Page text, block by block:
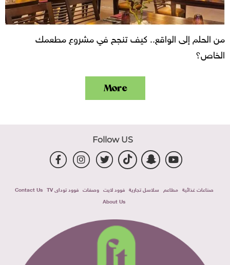
من الحلم إلى الواقع.. كيف تنجح في مشروع مطعمك
الخاص؟
More
Follow US
صناعات غذائية مطاعم سلاسل تجارية فوود لايت وصفات فوود توداى TV
Contact Us
About Us